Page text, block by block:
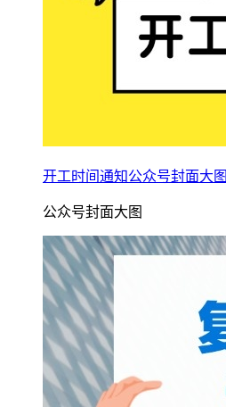
开工时间通知公众号封面大图
公众号封面大图